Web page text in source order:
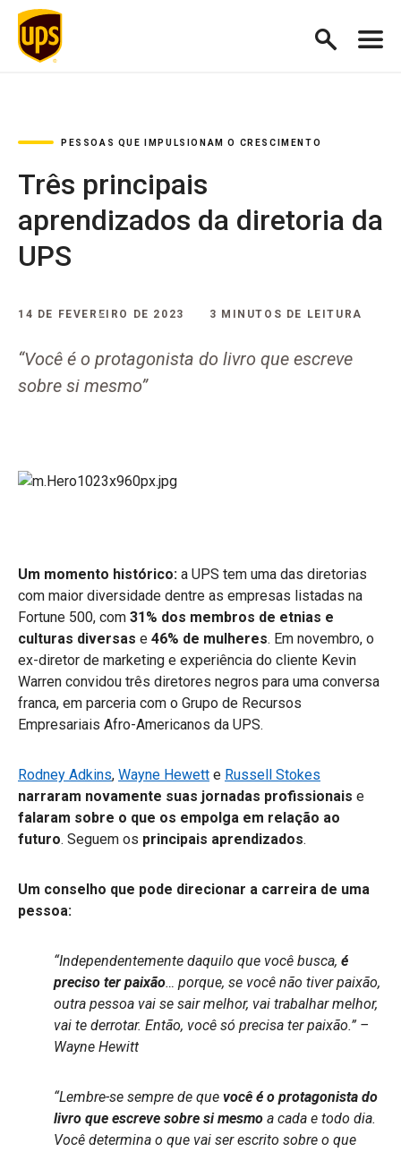
PESSOAS QUE IMPULSIONAM O CRESCIMENTO
Três principais
aprendizados da diretoria da
UPS
14 DE FEVEREIRO DE 2023 3 MINUTOS DE LEITURA
“Você é o protagonista do livro que escreve
sobre si mesmo”
Um momento histórico: a UPS tem uma das diretorias
com maior diversidade dentre as empresas listadas na
Fortune 500, com 31% dos membros de etnias e
culturas diversas e 46% de mulheres. Em novembro, o
ex-diretor de marketing e experiência do cliente Kevin
Warren convidou três diretores negros para uma conversa
franca, em parceria com o Grupo de Recursos
Empresariais Afro-Americanos da UPS.
Rodney Adkins, Wayne Hewett e Russell Stokes
narraram novamente suas jornadas profissionais e
falaram sobre o que os empolga em relação ao
futuro. Seguem os principais aprendizados.
Um conselho que pode direcionar a carreira de uma
pessoa:
“Independentemente daquilo que você busca, é
preciso ter paixão… porque, se você não tiver paixão,
outra pessoa vai se sair melhor, vai trabalhar melhor,
vai te derrotar. Então, você só precisa ter paixão.” –
Wayne Hewitt
“Lembre-se sempre de que você é o protagonista do
livro que escreve sobre si mesmo a cada e todo dia.
Você determina o que vai ser escrito sobre o que